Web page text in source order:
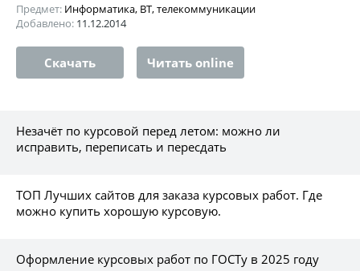
Предмет: Информатика, ВТ, телекоммуникации
Добавлено: 11.12.2014
Скачать Читать online
Незачёт по курсовой перед летом: можно ли
исправить, переписать и пересдать
ТОП Лучших сайтов для заказа курсовых работ. Где
можно купить хорошую курсовую.
Оформление курсовых работ по ГОСТу в 2025 году